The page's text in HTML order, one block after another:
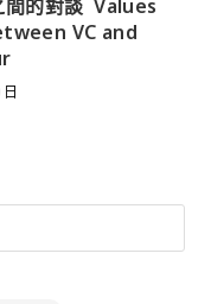
間的對談 Values
VC and